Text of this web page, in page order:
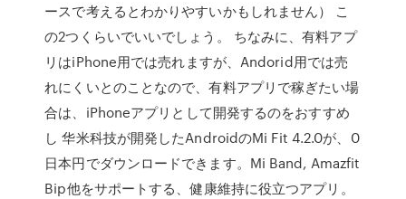
ースで考えるとわかりやすいかもしれません） こ
の2つくらいでいいでしょう。 ちなみに、有料アプ
リはiPhone用では売れますが、Andorid用では売
れにくいとのことなので、有料アプリで稼ぎたい場
合は、iPhoneアプリとして開発するのをおすすめ
し 华米科技が開発したAndroidのMi Fit 4.2.0が、0
日本円でダウンロードできます。Mi Band, Amazfit
Bip他をサポートする、健康維持に役立つアプリ。